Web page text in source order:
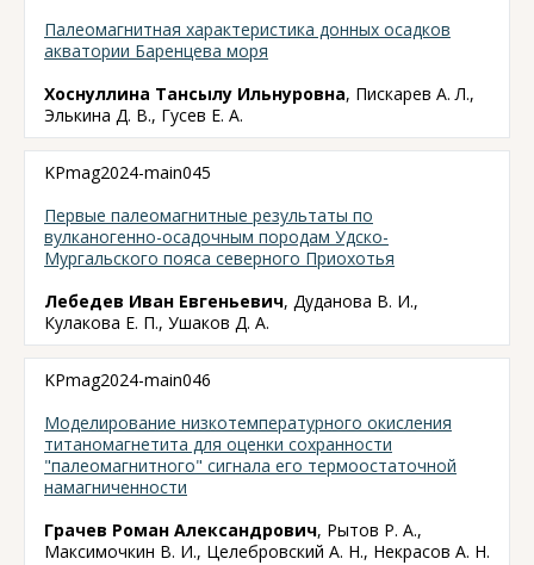
Палеомагнитная характеристика донных осадков
акватории Баренцева моря
Хоснуллина Тансылу Ильнуровна, Пискарев А. Л.,
Элькина Д. В., Гусев Е. А.
KPmag2024-main045
Первые палеомагнитные результаты по
вулканогенно-осадочным породам Удско-
Мургальского пояса северного Приохотья
Лебедев Иван Евгеньевич, Дуданова В. И.,
Кулакова Е. П., Ушаков Д. А.
KPmag2024-main046
Моделирование низкотемпературного окисления
титаномагнетита для оценки сохранности
"палеомагнитного" сигнала его термоостаточной
намагниченности
Грачев Роман Александрович, Рытов Р. А.,
Максимочкин В. И., Целебровский А. Н., Некрасов А. Н.